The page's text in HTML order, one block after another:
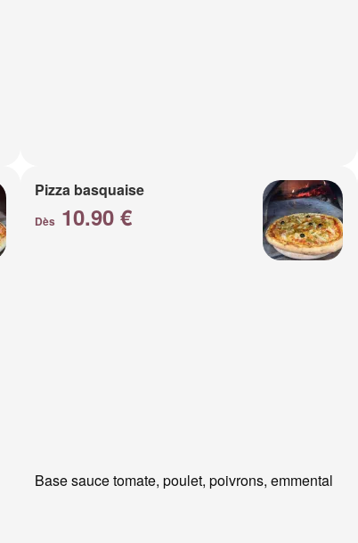
Pizza basquaise
Dès 10.90 €
Base sauce tomate, poulet, poivrons, emmental